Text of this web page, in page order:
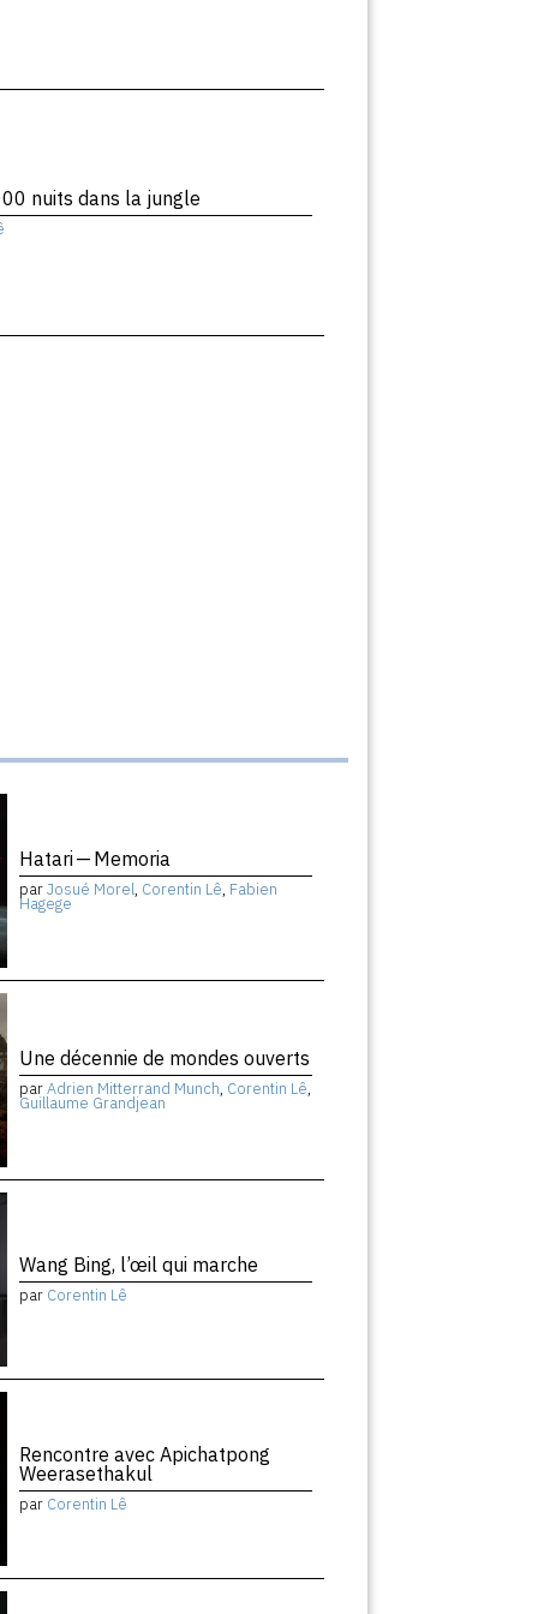
nuits dans la jungle
Hatari — Memoria
parJosué Morel, Corentin Lê, Fabien
Hagege
Une décennie de mondes ouverts
parAdrien Mitterrand Munch, Corentin Lê,
Guillaume Grandjean
Wang Bing, l’œil qui marche
par Corentin Lê
Rencontre avec Apichatpong
Weerasethakul
par Corentin Lê